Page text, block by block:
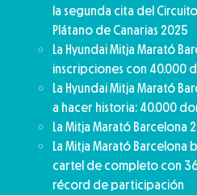
la segunda cita del
Plátano de Canarias 2025
La Hyundai Mitja Marató
inscripciones con 40.000
La Hyundai Mitja Marató
a hacer historia: 40.000
La Mitja Marató Barcelona
La Mitja Marató Barcelona
cartel de completo con
récord de participación